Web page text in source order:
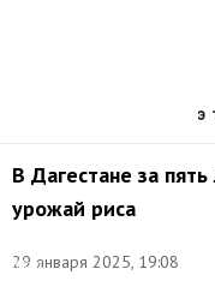
В Дагестане за
урожай риса
29 января 2025, 19:08
Юрий